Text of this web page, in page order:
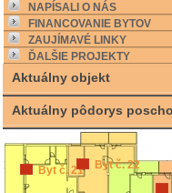
NAPÍSALI O NÁS
FINANCOVANIE BYTOV
ZAUJÍMAVÉ LINKY
ĎALŠIE PROJEKTY
Aktuálny objekt
Aktuálny pôdorys
Byt č. 21 Byt č. 22